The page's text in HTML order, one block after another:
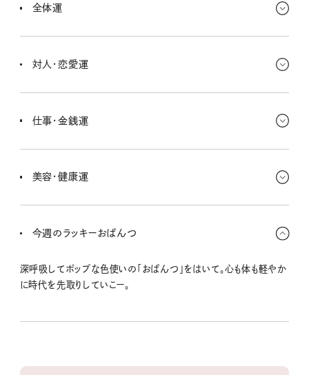
全体運
の行動が、たくさんの気づきにつながるのだ！ 必要なのは丁寧さと
対人・恋愛運
いで、自分で決めたことは貫いちゃって〜◎ ステキな意見は取り入
仕事・金銭運
すめ。嬉しいニュースがいっぱい舞い込んできそ〜！
美容・健康運
骨のストレッチをして緩めとこ。寝る前スマホはダメダメ〜！
今週のラッキーおぱんつ
深呼吸してポップな色使いの「おぱんつ」をはいて。心も体も軽やか
に時代を先取りしていこー。